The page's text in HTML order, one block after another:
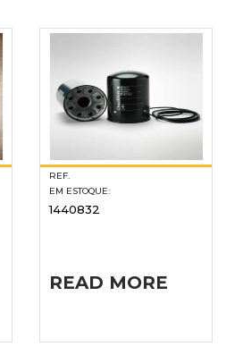
REF.
EM ESTOQUE:
1440832
READ MORE